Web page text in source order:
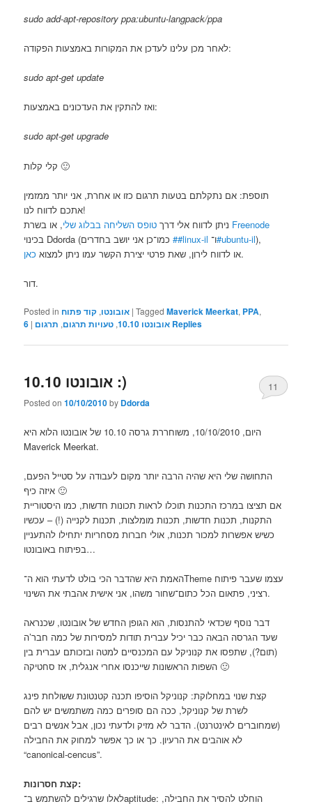
sudo add-apt-repository ppa:ubuntu-langpack/ppa
לאחר מכן עלינו לעדכן את המקורות באמצעות הפקודה:
sudo apt-get update
ואז להתקין את העדכונים באמצעות:
sudo apt-get upgrade
קלי קלות 🙂
תוספת: אם נתקלתם בטעות תרגום כזו או אחרת, אני יותר ממזמין
אתכם לדווח לנו!
ניתן לדווח אלי דרך טופס השליחה בבלוג שלי
Freenode
בכינוי Ddorda (כמו־כן אני יושב בחדרים ‎##linux-il ו־‎#ubuntu-il),
או לדווח לירון, שאת פרטי יצירת הקשר עמו ניתן למצוא כאן .
דור.
Posted in אובונטו, קוד פתוח |Tagged Maverick Meerkat, PPA,
אובונטו 10.10 , טעויות תרגום, תרגום |
6 Replies
אובונטו 10.10 :)
Posted on10/10/2010by Ddorda
11
היום, 10/10/2010, משוחררת גרסה 10.10 של אובונטו הלוא היא
Maverick Meerkat.
התחושה שלי היא שהיה הרבה יותר מקום לעבודה על סטייל הפעם,
איזה כיף 🙂
אם תציצו במרכז התכנות תוכלו לראות תכונות חדשות, כמו היסטוריית
התקנות, תכנות חדשות, תכנות מומלצות, תכנות לקנייה (!) – עכשיו
כשיש אפשרות למכור תכנות, אולי חברות מסחריות יתחילו להתעניין
בפיתוח באובונטו…
האמת היא שהדבר הכי בולט לדעתי הוא ה־Theme עצמו שעבר פיתוח
רציני, פתאום הכל כתום־שחור משהו, אני אישית אהבתי את השינוי.
דבר נוסף שכדאי להתנסות, הוא הגופן החדש של אובונטו, שכנראה
שעד הגרסה הבאה כבר יכיל עברית תודות למסירות של כמה חבר’ה
(תום?), שתפסו את קנוניקל עם המכנסיים למטה ובזכותם עברית בין
השפות הראשונות שייכנסו אחרי אנגלית, אז סחטיקה 🙂
קצת שנוי במחלוקת: קנוניקל הוסיפו תכנה קטנטונת ששולחת פינג
לשרת של קנוניקל, ככה הם סופרים כמה משתמשים יש להם
(שמחוברים לאינטרנט). הדבר לא מזיק ולדעתי נכון, אבל אנשים רבים
לא אוהבים את הרעיון. כך או כך אפשר למחוק את החבילה
“canonical-cencus”.
קצת חסרונות:
לאלו שרגילים להשתמש ב־aptitude: הוחלט להסיר את החבילה,